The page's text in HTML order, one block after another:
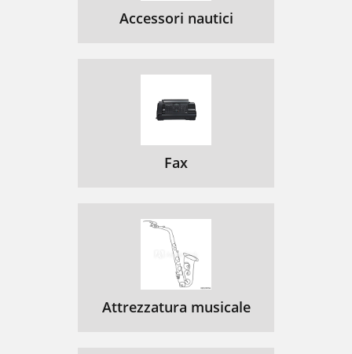
Accessori nautici
Fax
Attrezzatura musicale